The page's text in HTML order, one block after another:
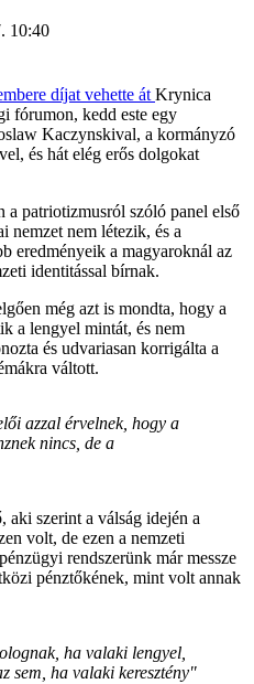
10:40
díjat vehette átKrynica
fórumon, kedd este egy
Kaczynskival, a kormányzó
és hát elég erős dolgokat
patriotizmusról szóló panel első
nemzet nem létezik, és a
eredményeik a magyaroknál az
identitással bírnak.
még azt is mondta, hogy a
a lengyel mintát, és nem
és udvariasan korrigálta a
váltott.
azzal érvelnek, hogy a
nincs, de a
aki szerint a válság idején a
volt, de ezen a nemzeti
rendszerünk már messze
pénztőkének, mint volt annak
ha valaki lengyel,
sem, ha valaki keresztény"